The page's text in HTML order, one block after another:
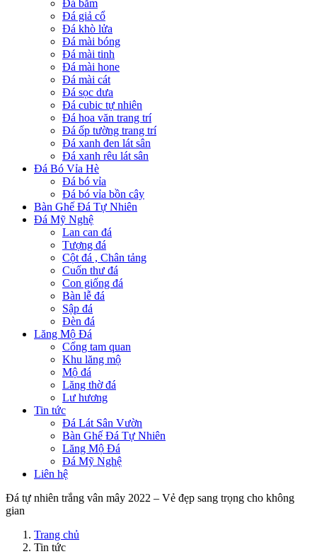
Đá băm
Đá giả cổ
Đá khò lửa
Đá mài bóng
Đá mài tinh
Đá mài hone
Đá mài cát
Đá sọc dưa
Đá cubic tự nhiên
Đá hoa văn trang trí
Đá ốp tường trang trí
Đá xanh đen lát sân
Đá xanh rêu lát sân
Đá Bó Vỉa Hè
Đá bó vỉa
Đá bó vỉa bồn cây
Bàn Ghế Đá Tự Nhiên
Đá Mỹ Nghệ
Lan can đá
Tượng đá
Cột đá , Chân tảng
Cuốn thư đá
Con giống đá
Bàn lễ đá
Sập đá
Đèn đá
Lăng Mộ Đá
Cổng tam quan
Khu lăng mộ
Mộ đá
Lăng thờ đá
Lư hương
Tin tức
Đá Lát Sân Vườn
Bàn Ghế Đá Tự Nhiên
Lăng Mộ Đá
Đá Mỹ Nghệ
Liên hệ
Đá tự nhiên trắng vân mây 2022 – Vẻ đẹp sang trọng cho không
gian
Trang chủ
Tin tức